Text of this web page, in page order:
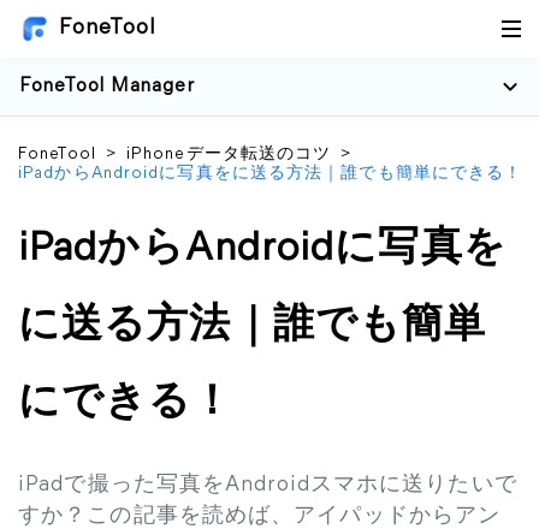
FoneTool
FoneTool Manager
FoneTool > iPhoneデータ転送のコツ
>
iPadからAndroidに写真をに送る方法｜誰でも簡単にできる！
iPadからAndroidに写真を
に送る方法｜誰でも簡単
にできる！
iPadで撮った写真をAndroidスマホに送りたいで
すか？この記事を読めば、アイパッドからアン